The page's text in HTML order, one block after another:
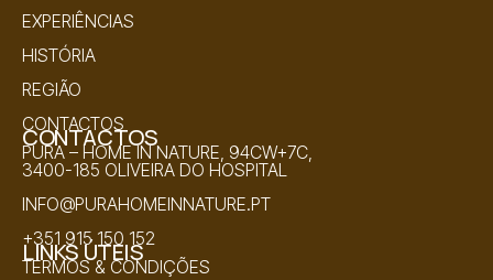
EXPERIÊNCIAS
HISTÓRIA
REGIÃO
CONTACTOS
CONTACTOS
PURA – HOME IN NATURE, 94CW+7C,
3400-185 OLIVEIRA DO HOSPITAL
INFO@PURAHOMEINNATURE.PT
+351 915 150 152
LINKS ÚTEIS
TERMOS & CONDIÇÕES